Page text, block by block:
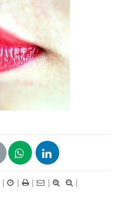
| | | |
|